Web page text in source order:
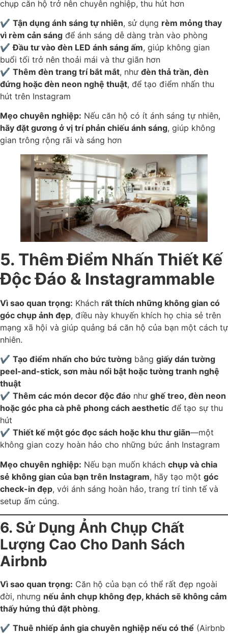
chụp căn hộ trở nên chuyên nghiệp, thu hút hơn
✔ Tận dụng ánh sáng tự nhiên, sử dụng rèm mỏng thay
vì rèm cản sáng để ánh sáng dễ dàng tràn vào phòng
✔Đầu tư vào đèn LED ánh sáng ấm, giúp không gian
buổi tối trở nên thoải mái và thư giãn hơn
✔ Thêm đèn trang trí bắt mắt, như đèn thả trần, đèn
đứng hoặc đèn neon nghệ thuật, để tạo điểm nhấn thu
hút trên Instagram
Mẹo chuyên nghiệp: Nếu căn hộ có ít ánh sáng tự nhiên,
hãy đặt gương ở vị trí phản chiếu ánh sáng, giúp không
gian trông rộng rãi và sáng hơn
5. Thêm Điểm Nhấn Thiết Kế
Độc Đáo & Instagrammable
Vì sao quan trọng: Khách rất thích những không gian có
góc chụp ảnh đẹp, điều này khuyến khích họ chia sẻ trên
mạng xã hội và giúp quảng bá căn hộ của bạn một cách tự
nhiên.
✔ Tạo điểm nhấn cho bức tường bằng giấy dán tường
peel-and-stick, sơn màu nổi bật hoặc tường tranh nghệ
thuật
✔ Thêm các món decor độc đáo như ghế treo, đèn neon
hoặc góc pha cà phê phong cách aesthetic để tạo sự thu
hút
✔ Thiết kế một góc đọc sách hoặc khu thư giãn—một
không gian cozy hoàn hảo cho những bức ảnh Instagram
Mẹo chuyên nghiệp: Nếu bạn muốn khách chụp và chia
sẻ không gian của bạn trên Instagram, hãy tạo một góc
check-in đẹp, với ánh sáng hoàn hảo, trang trí tinh tế và
setup ấm cúng.
6. Sử Dụng Ảnh Chụp Chất
Lượng Cao Cho Danh Sách
Airbnb
Vì sao quan trọng: Căn hộ của bạn có thể rất đẹp ngoài
đời, nhưng nếu ảnh chụp không đẹp, khách sẽ không cảm
thấy hứng thú đặt phòng.
✔ Thuê nhiếp ảnh gia chuyên nghiệp nếu có thể (Airbnb